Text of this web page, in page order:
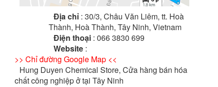
Địa chỉ : 30/3, Châu Văn Liêm, tt. Hoà
Thành, Hoà Thành, Tây Ninh, Vietnam
Điện thoại : 066 3830 699
Website :
>> Chỉ đường Google Map <<
Hung Duyen Chemical Store, Cửa hàng bán hóa
chất công nghiệp ở tại Tây Ninh